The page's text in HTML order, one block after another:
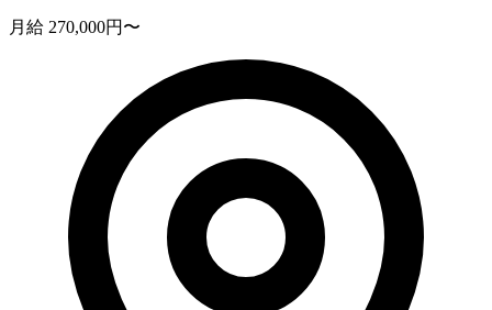
月給 270,000円〜